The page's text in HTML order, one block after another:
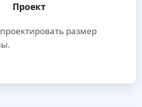
Проект
размер